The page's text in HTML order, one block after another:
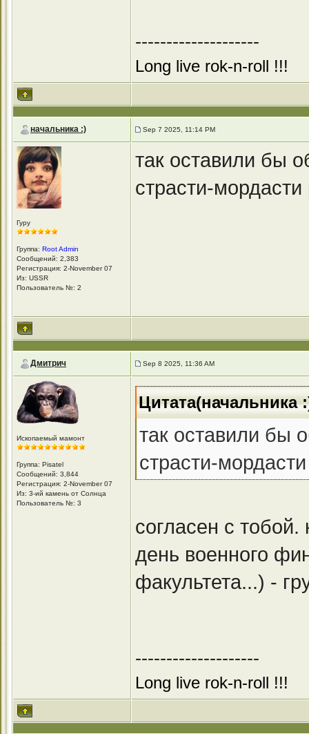
--------------------
Long live rok-n-roll !!!
начальника :) Sep 7 2025, 11:14 PM
Гуру
Группа: Root Admin
Сообщений: 2,383
Регистрация: 2-November 07
Из: USSR
Пользователь №: 2
так оставили бы
страсти-
Дмитрич Sep 8 2025, 11:36 AM
Ископаемый мамонт
Группа: Pisatel
Сообщений: 3,844
Регистрация: 2-November 07
Из: 3-ий камень от Солнца
Пользователь №: 3
Цитата(начальника
так оставили бы
страсти-
согласен с тобой.
день военного
факультета...) -
--------------------
Long live rok-n-roll !!!